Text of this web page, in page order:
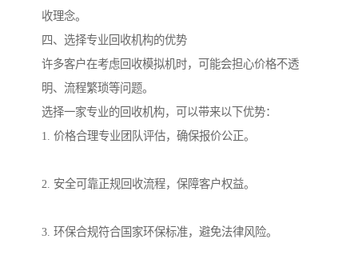
收理念。
四、选择专业回收机构的优势
许多客户在考虑回收模拟机时，可能会担心价格不透
明、流程繁琐等问题。
选择一家专业的回收机构，可以带来以下优势：
1. 价格合理专业团队评估，确保报价公正。
2. 安全可靠正规回收流程，保障客户权益。
3. 环保合规符合国家环保标准，避免法律风险。